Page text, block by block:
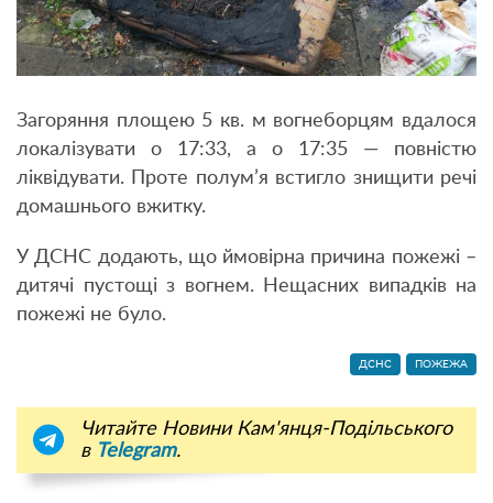
Загоряння площею 5 кв. м вогнеборцям вдалося
локалізувати о 17:33, а о 17:35 — повністю
ліквідувати. Проте полум’я встигло знищити речі
домашнього вжитку.
У ДСНС додають, що ймовірна причина пожежі –
дитячі пустощі з вогнем. Нещасних випадків на
пожежі не було.
ДСНС ПОЖЕЖА
Читайте Новини Кам'янця-Подільського
в Telegram.